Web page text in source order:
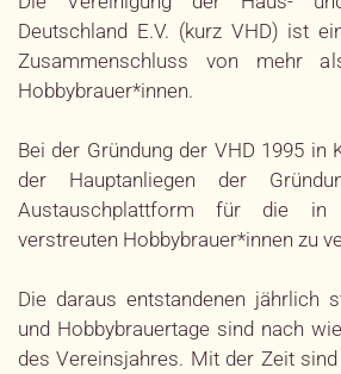
Deutschland E.V. (kurz VHD) ist
Zusammenschluss von mehr
Hobbybrauer*innen.
Bei der Gründung der VHD 1995 in
der Hauptanliegen der
Austauschplattform für die in
verstreuten Hobbybrauer*innen zu
Die daraus entstandenen jährlich
und Hobbybrauertage sind nach
des Vereinsjahres. Mit der Zeit